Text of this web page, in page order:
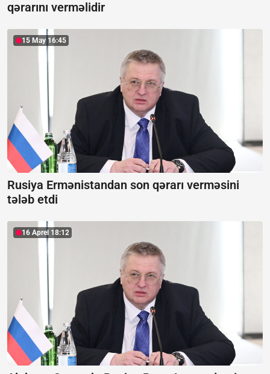
qərarını verməlidir
15 May 16:45
Rusiya Ermənistandan son qərarı verməsini
tələb etdi
16 Aprel 18:12